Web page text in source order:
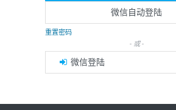
微信自动登陆
重置密码
- 或 -
微信登陆